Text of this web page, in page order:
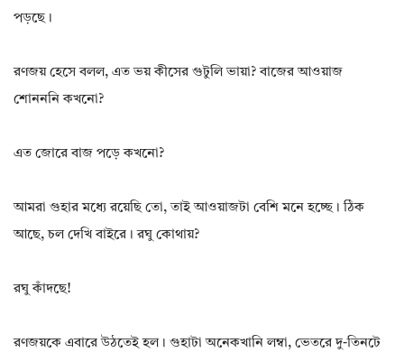
পড়ছে।
রণজয় হেসে বলল, এত ভয় কীসের গুটুলি ভায়া? বাজের আওয়াজ
শোনননি কখনো?
এত জোরে বাজ পড়ে কখনো?
আমরা গুহার মধ্যে রয়েছি তো, তাই আওয়াজটা বেশি মনে হচ্ছে। ঠিক
আছে, চল দেখি বাইরে। রঘু কোথায়?
রঘু কাঁদছে!
রণজয়কে এবারে উঠতেই হল। গুহাটা অনেকখানি লম্বা, ভেতরে দু-তিনটে